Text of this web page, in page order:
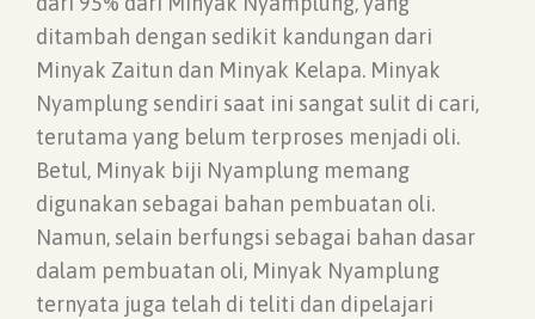
ditambah dengan sedikit kandungan dari
Minyak Zaitun dan Minyak Kelapa. Minyak
Nyamplung sendiri saat ini sangat sulit di cari,
terutama yang belum terproses menjadi oli.
Betul, Minyak biji Nyamplung memang
digunakan sebagai bahan pembuatan oli.
Namun, selain berfungsi sebagai bahan dasar
dalam pembuatan oli, Minyak Nyamplung
ternyata juga telah di teliti dan dipelajari